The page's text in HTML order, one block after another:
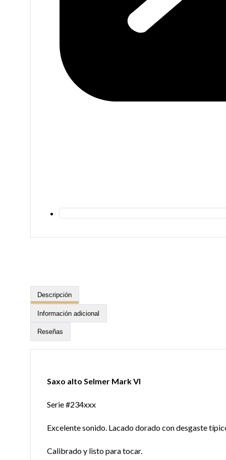
Descripción
Información adicional
Reseñas
Saxo alto Selmer Mark VI
Serie #234xxx
Excelente sonido. Lacado dorado con desgaste
Calibrado y listo para tocar.